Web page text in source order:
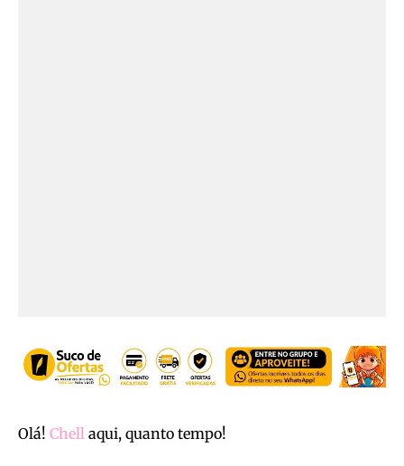
Olá! Chell aqui, quanto tempo!